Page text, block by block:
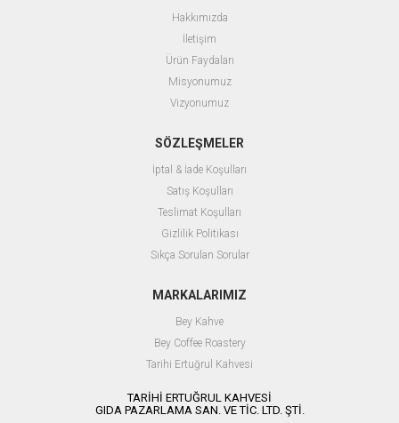
Hakkımızda
İletişim
Ürün Faydaları
Misyonumuz
Vizyonumuz
SÖZLEŞMELER
İptal & İade Koşulları
Satış Koşulları
Teslimat Koşulları
Gizlilik Politikası
Sıkça Sorulan Sorular
MARKALARIMIZ
Bey Kahve
Bey Coffee Roastery
Tarihi Ertuğrul Kahvesi
TARİHİ ERTUĞRUL KAHVESİ
GIDA PAZARLAMA SAN. VE TİC. LTD. ŞTİ.